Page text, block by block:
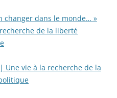
changer dans le monde… »
de la liberté
| Une vie à la recherche de la